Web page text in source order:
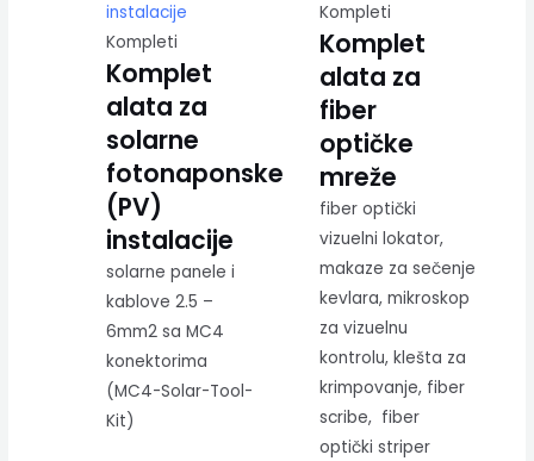
Kompleti
Komplet
alata za
solarne
fotonaponske
(PV)
instalacije
solarne panele i
kablove 2.5 –
6mm2 sa MC4
konektorima
(MC4-Solar-Tool-
Kit)
Kompleti
Komplet
alata za
fiber
optičke
mreže
fiber optički
vizuelni lokator,
makaze za sečenje
kevlara, mikroskop
za vizuelnu
kontrolu, klešta za
krimpovanje, fiber
scribe, fiber
optički striper